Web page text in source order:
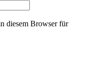
diesem Browser für